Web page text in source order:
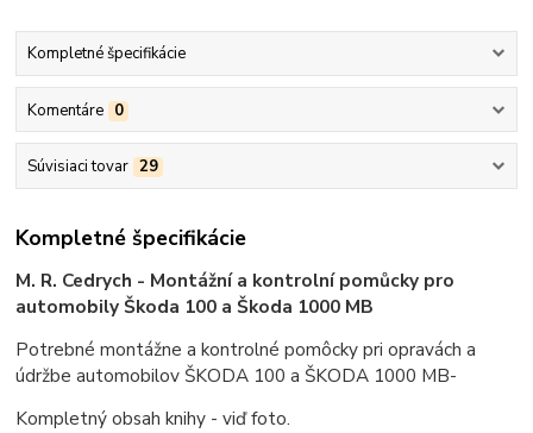
Kompletné špecifikácie
Komentáre 0
Súvisiaci tovar 29
Kompletné špecifikácie
M. R. Cedrych - Montážní a kontrolní pomůcky pro
automobily Škoda 100 a Škoda 1000 MB
Potrebné montážne a kontrolné pomôcky pri opravách a
údržbe automobilov ŠKODA 100 a ŠKODA 1000 MB-
Kompletný obsah knihy - viď foto.